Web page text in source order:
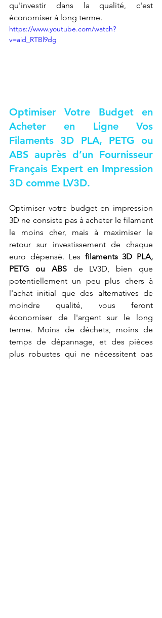
qu'investir dans la qualité, c'est
économiser à long terme.
https://www.youtube.com/watch?
v=aid_RTBl9dg
Optimiser Votre Budget en
Acheter en Ligne Vos
Filaments 3D PLA, PETG ou
ABS auprès d’un Fournisseur
Français Expert en Impression
3D comme LV3D.
Optimiser votre budget en impression
3D ne consiste pas à acheter le filament
le moins cher, mais à maximiser le
retour sur investissement de chaque
euro dépensé. Les filaments 3D PLA,
PETG ou ABS de LV3D, bien que
potentiellement un peu plus chers à
l'achat initial que des alternatives de
moindre qualité, vous feront
économiser de l'argent sur le long
terme. Moins de déchets, moins de
temps de dépannage, et des pièces
plus robustes qui ne nécessitent pas